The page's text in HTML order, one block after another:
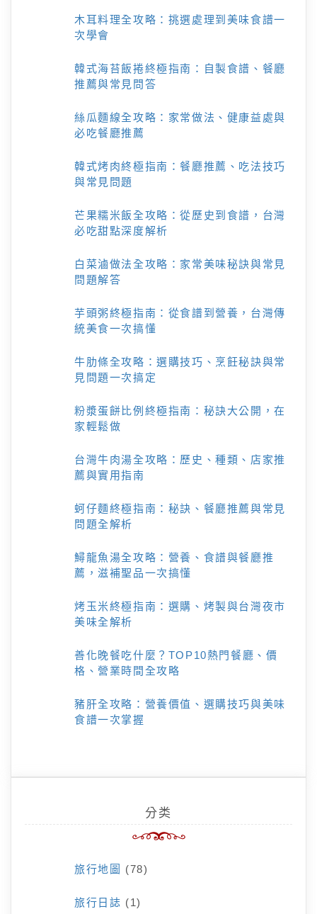
木耳料理全攻略：挑選處理到美味食譜一
次學會
韓式海苔飯捲終極指南：自製食譜、餐廳
推薦與常見問答
絲瓜麵線全攻略：家常做法、健康益處與
必吃餐廳推薦
韓式烤肉終極指南：餐廳推薦、吃法技巧
與常見問題
芒果糯米飯全攻略：從歷史到食譜，台灣
必吃甜點深度解析
白菜滷做法全攻略：家常美味秘訣與常見
問題解答
芋頭粥終極指南：從食譜到營養，台灣傳
統美食一次搞懂
牛肋條全攻略：選購技巧、烹飪秘訣與常
見問題一次搞定
粉漿蛋餅比例終極指南：秘訣大公開，在
家輕鬆做
台灣牛肉湯全攻略：歷史、種類、店家推
薦與實用指南
蚵仔麵終極指南：秘訣、餐廳推薦與常見
問題全解析
鱘龍魚湯全攻略：營養、食譜與餐廳推
薦，滋補聖品一次搞懂
烤玉米終極指南：選購、烤製與台灣夜市
美味全解析
善化晚餐吃什麼？TOP10熱門餐廳、價
格、營業時間全攻略
豬肝全攻略：營養價值、選購技巧與美味
食譜一次掌握
分类
旅行地圖 (78)
旅行日誌 (1)